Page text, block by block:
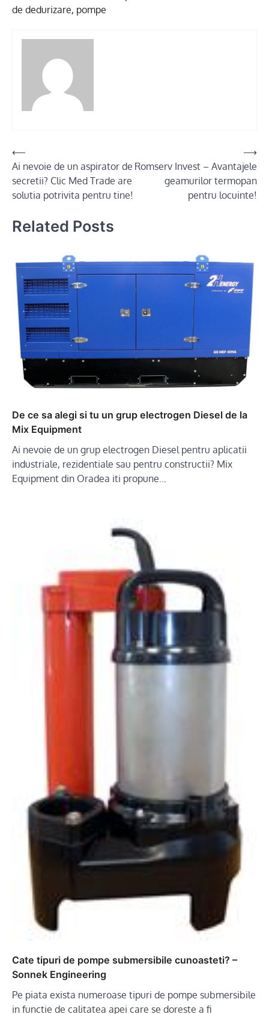
de dedurizare, pompe
Post
navigation
⟵
Ai nevoie de un aspirator de
secretii? Clic Med Trade are
solutia potrivita pentru tine!
Romserv Invest – Avantajele
geamurilor termopan
pentru locuinte!
⟶
Related Posts
De ce sa alegi si tu un grup electrogen Diesel de la
Mix Equipment
Ai nevoie de un grup electrogen Diesel pentru aplicatii
industriale, rezidentiale sau pentru constructii? Mix
Equipment din Oradea iti propune…
Cate tipuri de pompe submersibile cunoasteti? –
Sonnek Engineering
Pe piata exista numeroase tipuri de pompe submersibile
in functie de calitatea apei care se doreste a fi